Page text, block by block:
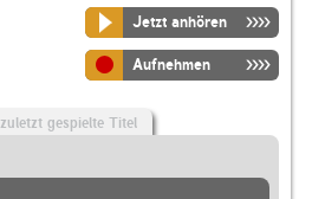
Jetzt anhören
Aufnehmen
zuletzt gespielte Titel